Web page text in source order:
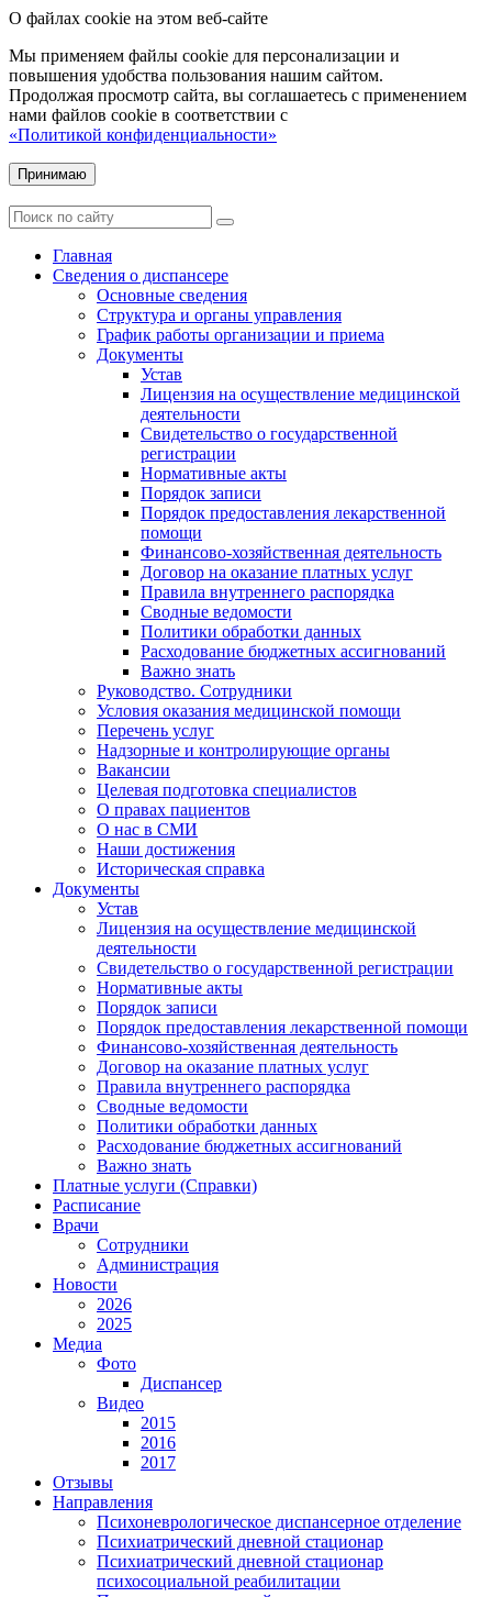
О файлах cookie на этом веб-сайте
Мы применяем файлы cookie для персонализации и
повышения удобства пользования нашим сайтом.
Продолжая просмотр сайта, вы соглашаетесь с применением
нами файлов cookie в соответствии с
«Политикой конфиденциальности»
Принимаю
Главная
Сведения о диспансере
Основные сведения
Структура и органы управления
График работы организации и приема
Документы
Устав
Лицензия на осуществление медицинской
деятельности
Свидетельство о государственной
регистрации
Нормативные акты
Порядок записи
Порядок предоставления лекарственной
помощи
Финансово-хозяйственная деятельность
Договор на оказание платных услуг
Правила внутреннего распорядка
Сводные ведомости
Политики обработки данных
Расходование бюджетных ассигнований
Важно знать
Руководство. Сотрудники
Условия оказания медицинской помощи
Перечень услуг
Надзорные и контролирующие органы
Вакансии
Целевая подготовка специалистов
О правах пациентов
О нас в СМИ
Наши достижения
Историческая справка
Документы
Устав
Лицензия на осуществление медицинской
деятельности
Свидетельство о государственной регистрации
Нормативные акты
Порядок записи
Порядок предоставления лекарственной помощи
Финансово-хозяйственная деятельность
Договор на оказание платных услуг
Правила внутреннего распорядка
Сводные ведомости
Политики обработки данных
Расходование бюджетных ассигнований
Важно знать
Платные услуги (Справки)
Расписание
Врачи
Сотрудники
Администрация
Новости
2026
2025
Медиа
Фото
Диспансер
Видео
2015
2016
2017
Отзывы
Направления
Психоневрологическое диспансерное отделение
Психиатрический дневной стационар
Психиатрический дневной стационар
психосоциальной реабилитации